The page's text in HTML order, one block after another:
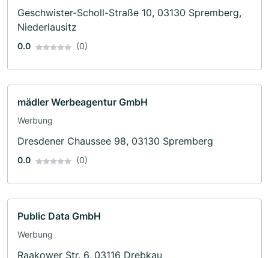
Geschwister-Scholl-Straße 10, 03130 Spremberg,
Niederlausitz
0.0 (0)
mädler Werbeagentur GmbH
Werbung
Dresdener Chaussee 98, 03130 Spremberg
0.0 (0)
Public Data GmbH
Werbung
Raakower Str. 6, 03116 Drebkau